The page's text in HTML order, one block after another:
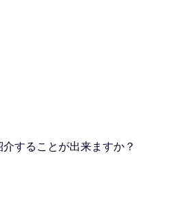
することが出来ますか？